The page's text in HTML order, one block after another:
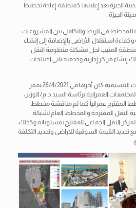
الجيزة بعد إعلانها كمنطقة إعادة تخطيط
الجيزة.
للمخطط فى الربط والتكامل بين المشروعات
وكفاءة استغلال الأراضى بالإضافة إلى إنشاء
المنيب لحل مشكلة منظومة النقل
مراكز إدارية وخدمية تلبى احتياجات
-تم عقد عدد من الاجتماعات التنسيقية كان أخرها فى 26/4/2021 بمقر
العمرانية برئاسة السيد د.م/ الوزير،
المقترح عمرانياً كما تم مناقشة مخطط
النقل المقترحة والمخطط العام لشبكة
النقل الجماعى المقترح بمستوياته وكذلك
تحديد القيمة السوقية للاراضى وتحديد التكلفة